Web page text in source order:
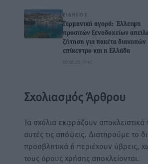
ΕΙΔΉΣΕΙΣ
Γερμανική αγορά: Έλλειψη
προσιτών ξενοδοχείων
ζήτηση για πακέτα διακοπών
επίκεντρο και η Ελλάδα
06.08.26 · 17:42
Σχολιασμός Άρθρου
Τα σχόλια εκφράζουν
αυτές τις απόψεις. Διατηρούμε το
προσβλητικά ή περιέχουν ύβρεις,
τους όρους χρήσης αποκλείονται.